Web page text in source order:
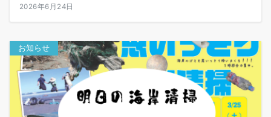
2026年6月24日
お知らせ